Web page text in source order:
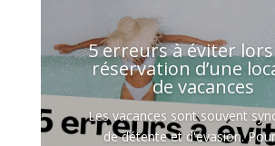
5 erreurs à éviter
réservation d’une
de vacances
Les vacances sont souvent
de détente et d'évasion.